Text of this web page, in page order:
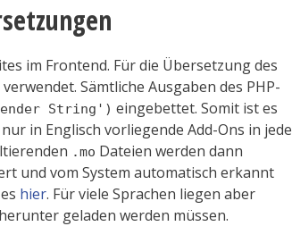
im Frontend. Für die Übersetzung des
verwendet. Sämtliche Ausgaben des PHP-
String') eingebettet. Somit ist es
in Englisch vorliegende Add-Ons in jede
.mo Dateien werden dann
und vom System automatisch erkannt
hier. Für viele Sprachen liegen aber
geladen werden müssen.